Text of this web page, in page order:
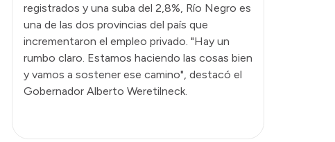
registrados y una suba del 2,8%, Río Negro es
una de las dos provincias del país que
incrementaron el empleo privado. "Hay un
rumbo claro. Estamos haciendo las cosas bien
y vamos a sostener ese camino", destacó el
Gobernador Alberto Weretilneck.